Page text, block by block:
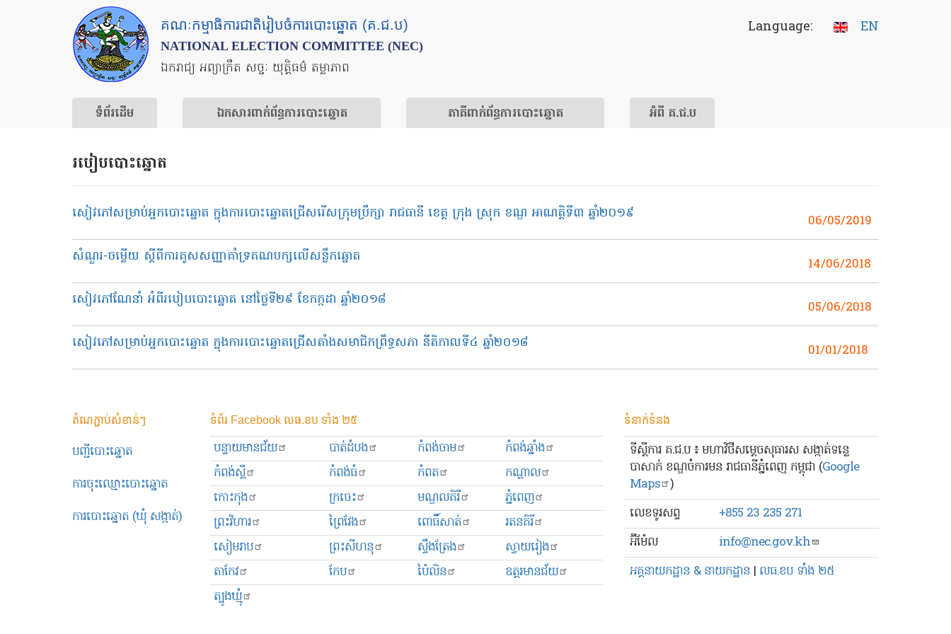
គណៈកម្មាធិការជាតិរៀបចំការបោះឆ្នោត (គ.ជ.ប)
NATIONAL ELECTION COMMITTEE (NEC)
ឯករាជ្យ អព្យាក្រឹត សច្ចៈ យុត្តិធម៌ តម្លាភាព
Language: EN
ទំព័រ​ដើម ឯកសារ​ពាក់ព័ន្ធ​ការ​បោះឆ្នោត ​ភាគីពាក់ព័ន្ធ​​ការ​បោះឆ្នោត អំពី គ.ជ.ប
របៀបបោះឆ្នោត
សៀវភៅសម្រាប់អ្នកបោះឆ្នោត ក្នុងការបោះឆ្នោតជ្រើសរើស​ក្រុមប្រឹក្សា​ រាជធានី ខេត្ត ក្រុង ស្រុក ខណ្ឌ អាណត្តិ​ទី​៣ ឆ្នាំ​២០១៩
06/05/2019
សំណួរ-ចម្លើយ ស្ដីពី​ការគូសសញ្ញា​គាំទ្រគណបក្សលើសន្លឹកឆ្នោត
14/06/2018
សៀវភៅណែនាំ​ អំពីរបៀបបោះឆ្នោត នៅថ្ងៃទី​២៩ ខែ​កក្កដា ឆ្នាំ​២០១៨
05/06/2018
សៀវភៅ​សម្រាប់​​អ្នកបោះឆ្នោត​ ក្នុងការបោះឆ្នោតជ្រើសតាំង​សមាជិកព្រឹទ្ធសភា នីតិកាលទី​៤ ឆ្នាំ​២០១៨
01/01/2018
តំណភ្ជាប់សំខាន់ៗ
បញ្ជីបោះឆ្នោត
ការចុះឈ្មោះបោះឆ្នោត
ការបោះឆ្នោត (ឃុំ សង្កាត់)
ទំព័រ Facebook លធ.ខប ទាំង ២៥
បន្ទាយមានជ័យ បាត់ដំបង កំពង់ចាម
កំពង់ឆ្នាំង
កំពង់ស្ពឺ
កំពង់ធំ កំពត
កណ្ដាល
កោះកុង
ក្រចេះ មណ្ឌលគិរី
ភ្នំពេញ
ព្រះ​វិហារ
ព្រៃវែង ពោធិ៍សាត់
រតនគិរី
សៀមរាប
ព្រះសីហនុ ស្ទឹងត្រែង
ស្វាយរៀង
តាកែវ
កែប ប៉ៃលិន
ឧត្ដរមានជ័យ
ត្បូងឃ្មុំ
ទំនាក់ទំនង
ទីស្ដីការ គ.ជ.ប ៖ មហាវិថីសម្ដេចសុធារស សង្កាត់ទន្លេ
បាសាក់ ខណ្ឌចំការមន រាជធានីភ្នំពេញ កម្ពុជា (Google
Maps )
លេខ​ទូរសព្ទ
+855 23 235 271
អ៊ីម៉ែល
info@nec.gov.kh
អគ្គនាយកដ្ឋាន & នាយកដ្ឋាន | លធ.ខប ទាំង ២៥